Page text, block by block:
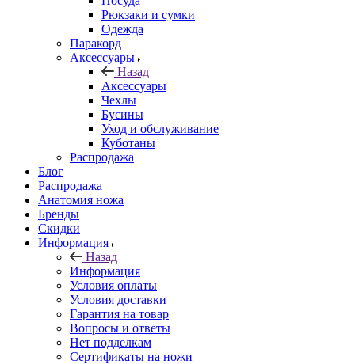
Рюкзаки и сумки
Одежда
Паракорд
Аксессуары
Назад
Аксессуары
Чехлы
Бусины
Уход и обслуживание
Куботаны
Распродажа
Блог
Распродажа
Анатомия ножа
Бренды
Скидки
Информация
Назад
Информация
Условия оплаты
Условия доставки
Гарантия на товар
Вопросы и ответы
Нет подделкам
Сертификаты на ножи